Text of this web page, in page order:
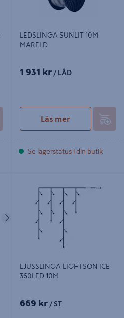
LEDSLINGA SUNLIT 10M
MARELD
1 931 kr / LÅD
Läs mer
Se lagerstatus i din butik
360LED 10M
LJUSSLINGA LIGHTSON ICE
360LED 10M
669 kr / ST